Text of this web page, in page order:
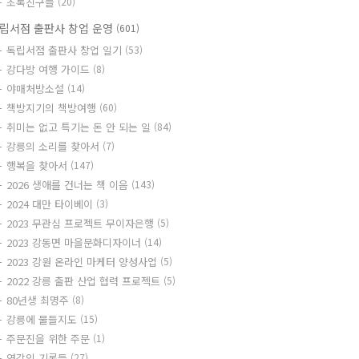
서점 출판사 창업 운영 (601)
독립서점 출판사 창업 일기 (53)
강다방 여행 가이드 (8)
야매처방소설 (14)
책방지기의 책방여행 (60)
취미는 없고 특기는 돈 안 되는 일 (84)
강릉의 소리를 찾아서 (7)
행복을 찾아서 (147)
2026 생애를 건너는 책 이음 (143)
2024 대만 타이베이 (3)
2023 무관심 프로젝트 무이자은행 (5)
2023 강동면 마을문화디자이너 (14)
2023 강원 온라인 마케터 양성사업 (5)
2022 강릉 출판 산업 협력 프로젝트 (5)
80년생 최명주 (8)
강릉에 물들지도 (15)
주문진을 위한 주문 (1)